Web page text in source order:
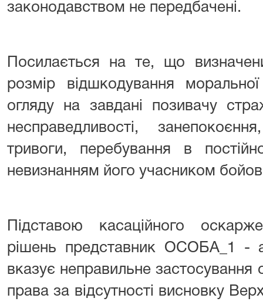
законодавством не передбачені.
Посилається на те, що
розмір відшкодування
огляду на завдані позивачу
несправедливості,
тривоги, перебування в
невизнанням його учасником
Підставою касаційного
рішень представник ОСОБА_1 -
вказує неправильне застосування
права за відсутності висновку